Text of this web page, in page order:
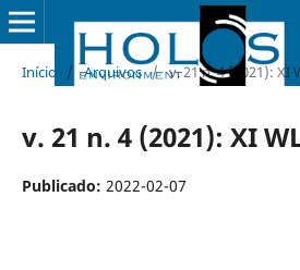
Início / Arquivos / v. 21 n. 4 (2021): XI
v. 21 n. 4 (2021): XI
Publicado: 2022-02-07